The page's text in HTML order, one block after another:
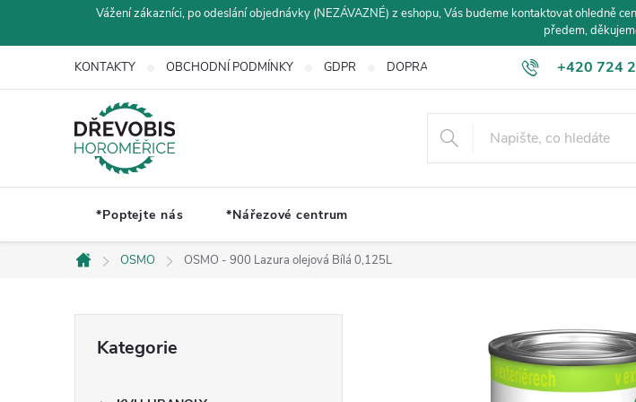
Vážení zákazníci, po odeslání objednávky (NEZÁVAZNÉ) z eshopu, Vás budeme kontaktovat ohledně
předem,
+420 724
KONTAKTY OBCHODNÍ PODMÍNKY GDPR DOPRAVA A PLATBA
*Poptejte nás *Nářezové centrum
Domů
OSMO OSMO - 900 Lazura olejová Bílá 0,125L
kategorie
Kategorie